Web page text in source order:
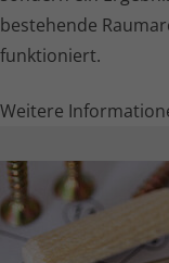
bestehende
funktioniert.
Weitere